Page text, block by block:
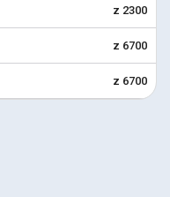
z 2300
z 6700
z 6700